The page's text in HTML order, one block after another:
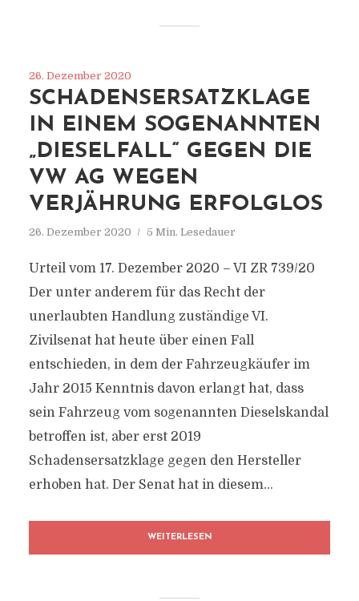
26. Dezember 2020
SCHADENSERSATZKLAGE
IN EINEM SOGENANNTEN
„DIESELFALL“ GEGEN DIE
VW AG WEGEN
VERJÄHRUNG ERFOLGLOS
26. Dezember 2020 5 Min. Lesedauer
Urteil vom 17. Dezember 2020 – VI ZR 739/20
Der unter anderem für das Recht der
unerlaubten Handlung zuständige VI.
Zivilsenat hat heute über einen Fall
entschieden, in dem der Fahrzeugkäufer im
Jahr 2015 Kenntnis davon erlangt hat, dass
sein Fahrzeug vom sogenannten Dieselskandal
betroffen ist, aber erst 2019
Schadensersatzklage gegen den Hersteller
erhoben hat. Der Senat hat in diesem...
WEITERLESEN